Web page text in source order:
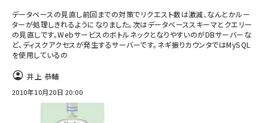
データベースの見直し前回までの対策でリクエスト数は激減、なんとかルー
ターが処理しきれるようになりました。次はデータベーススキーマとクエリー
の見直しです。WebサービスのボトルネックとなりやすいのがDBサーバーな
ど、ディスクアクセスが発生するサーバーです。ネギ振りカウンタではMySQL
を使用しているの
井上 恭輔
2010年10月20日 20:00